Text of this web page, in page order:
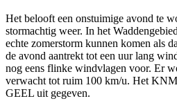
Het belooft een onstuimige avond te
stormachtig weer. In het
echte zomerstorm kunnen komen als
de avond aantrekt tot een uur lang
nog eens flinke windvlagen voor. Er
verwacht tot ruim 100 km/u. Het
GEEL uit gegeven.